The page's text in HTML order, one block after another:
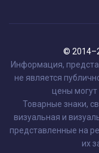
©
Информация,
не является
цены могут
Товарные знаки,
визуальная и
представленные на
их